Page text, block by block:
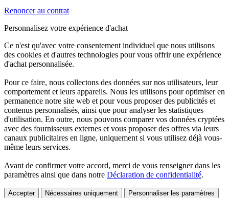
Renoncer au contrat
Personnalisez votre expérience d'achat
Ce n'est qu'avec votre consentement individuel que nous utilisons
des cookies et d'autres technologies pour vous offrir une expérience
d'achat personnalisée.
Pour ce faire, nous collectons des données sur nos utilisateurs, leur
comportement et leurs appareils. Nous les utilisons pour optimiser en
permanence notre site web et pour vous proposer des publicités et
contenus personnalisés, ainsi que pour analyser les statistiques
d'utilisation. En outre, nous pouvons comparer vos données cryptées
avec des fournisseurs externes et vous proposer des offres via leurs
canaux publicitaires en ligne, uniquement si vous utilisez déjà vous-
même leurs services.
Avant de confirmer votre accord, merci de vous renseigner dans les
paramètres ainsi que dans notre Déclaration de confidentialité.
Accepter Nécessaires uniquement Personnaliser les paramètres